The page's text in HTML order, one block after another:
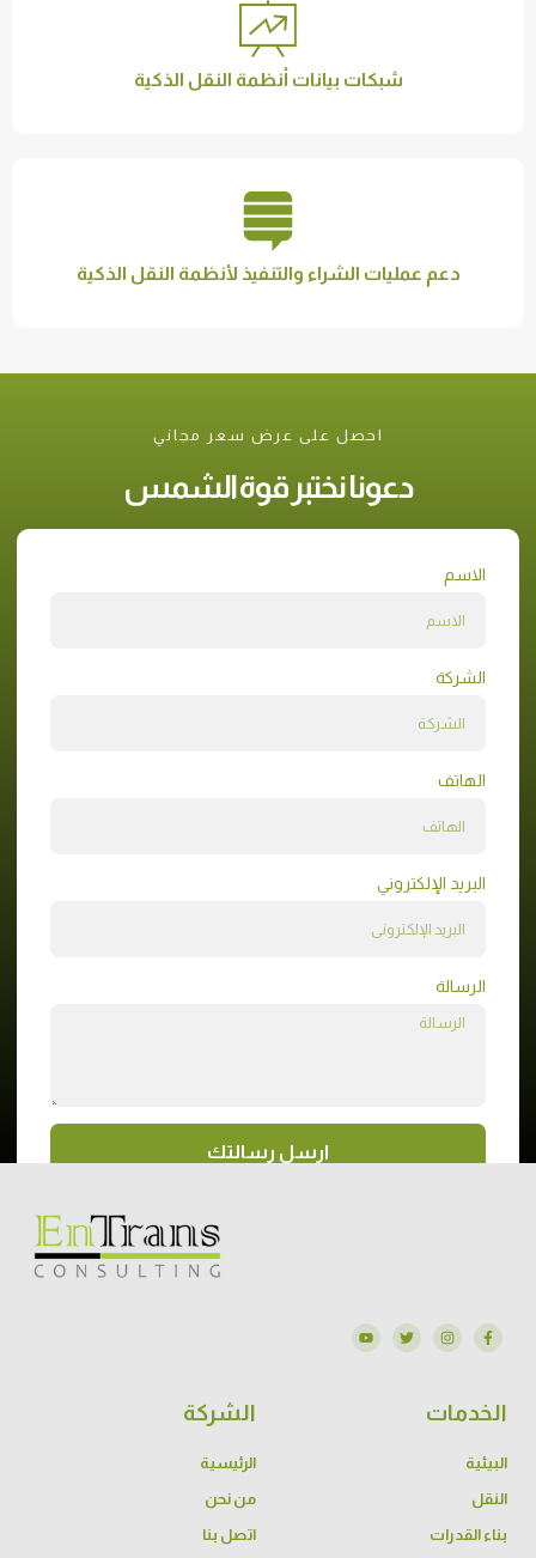
شبكات بيانات أنظمة النقل الذكية
دعم عمليات الشراء والتنفيذ لأنظمة النقل الذكية
احصل على عرض سعر مجاني
دعونا نختبر قوة الشمس
الاسم
الشركة
الهاتف
البريد الإلكتروني
الرسالة
ارسل رسالتك
الخدمات
البيئية
النقل
بناء القدرات
الشركة
الرئيسية
من نحن
اتصل بنا